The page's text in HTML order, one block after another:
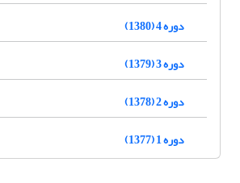
دوره 4 (1380)
دوره 3 (1379)
دوره 2 (1378)
دوره 1 (1377)